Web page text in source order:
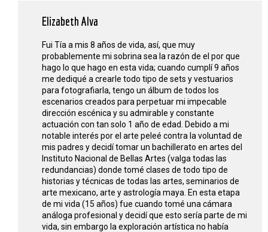
Elizabeth Alva
Fui Tía a mis 8 años de vida, así, que muy
probablemente mi sobrina sea la razón de el por que
hago lo que hago en esta vida; cuando cumplí 9 años
me dediqué a crearle todo tipo de sets y vestuarios
para fotografiarla, tengo un álbum de todos los
escenarios creados para perpetuar mi impecable
dirección escénica y su admirable y constante
actuación con tan solo 1 año de edad. Debido a mi
notable interés por el arte peleé contra la voluntad de
mis padres y decidí tomar un bachillerato en artes del
Instituto Nacional de Bellas Artes (valga todas las
redundancias) donde tomé clases de todo tipo de
historias y técnicas de todas las artes, seminarios de
arte mexicano, arte y astrología maya. En esta etapa
de mi vida (15 años) fue cuando tomé una cámara
análoga profesional y decidí que esto sería parte de mi
vida, sin embargo la exploración artística no había